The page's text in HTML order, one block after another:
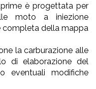
è progettata per
moto a iniezione
della mappa
la carburazione alle
di elaborazione del
eventuali modifiche